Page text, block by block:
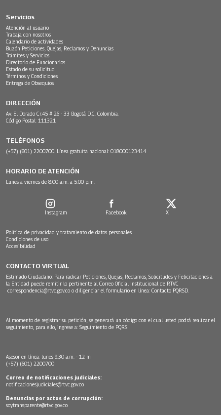
Servicios
Atención al usuario
Trabaja con nosotros
Calendario de actividades
Buzón Peticiones, Quejas, Reclamos y Denuncias
Trámites y Servicios
Directorio de Funcionarios
Estado de su solicitud
Términos y Condiciones
Entrega de Obsequios
DIRECCIÓN
Av. El Dorado Cr.45 # 26 - 33 Bogotá D.C. Colombia.
Código Postal: 111321
TELÉFONOS
(+57) (601) 2200700. Línea gratuita nacional: 018000123414
HORARIO DE ATENCIÓN
Lunes a viernes de 8:00 a.m. a 5:00 p.m.
Instagram Facebook X
Política de privacidad y tratamiento de datos personales
Condiciones de uso
Accesibilidad
CONTACTO VIRTUAL
Estimado Ciudadano: Para radicar Peticiones, Quejas, Reclamos, Solicitudes y Felicitaciones a
la Entidad puede remitir lo pertinente al Correo Oficial Institucional de RTVC
correspondencia@rtvc.gov.co o diligenciar el formulario en línea: Contacto PQRSD.
Al momento de registrar su petición, se generará un código con el cual usted podrá realizar el
seguimiento, para ello, ingrese a: Seguimiento de PQRS
Asesor en línea: lunes 9:30 a.m. - 12 m
(+57) (601) 2200700
Correo de notificaciones judiciales:
notificacionesjudiciales@rtvc.gov.co
Denuncias por actos de corrupción:
soytransparente@rtvc.gov.co